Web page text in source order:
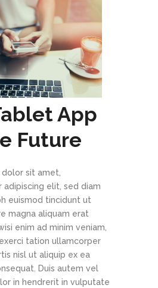
App
Future
dolor sit amet,
elit, sed diam
euismod tincidunt ut
magna aliquam erat
enim ad minim veniam,
tation ullamcorper
nisl ut aliquip ex ea
Duis autem vel
in hendrerit in vulputate